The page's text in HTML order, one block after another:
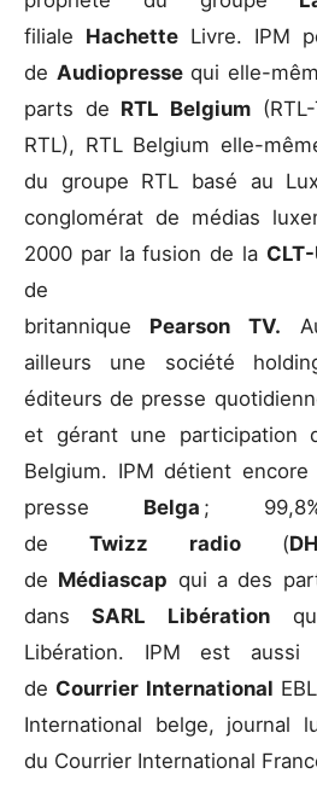
filiale Hachette Livre. IPM
de Audiopressequi elle-
parts de RTL Belgium
RTL), RTL Belgium elle-
du groupe RTL basé au
conglomérat de médias
2000 par la fusion de la
de
britannique Pearson TV.
ailleurs une société
éditeurs de presse
et gérant une participation
Belgium. IPM détient encore
presse Belga ;
de Twizz radio (DH
de Médiascap qui a des
dansSARL Libération
Libération. IPM est aussi
de Courrier International
International belge, journal
du Courrier International